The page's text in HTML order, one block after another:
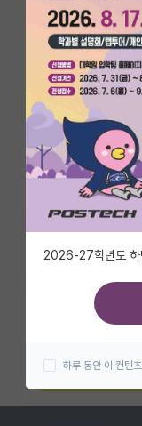
연구실&오픈랩
연구실&오픈랩
오픈랩 전체보기
PI 회원 신청
커뮤니티
유학교육
이벤트
반도체 아카데미
2026-27학년도 하
하루 동안 이 컨텐
카